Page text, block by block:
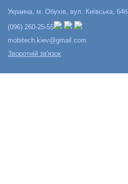
Украина, м. Обухів, вул. Київська, 64б
(096) 260-25-55
mobitech.kiev@gmail.com
Зворотній зв'язок